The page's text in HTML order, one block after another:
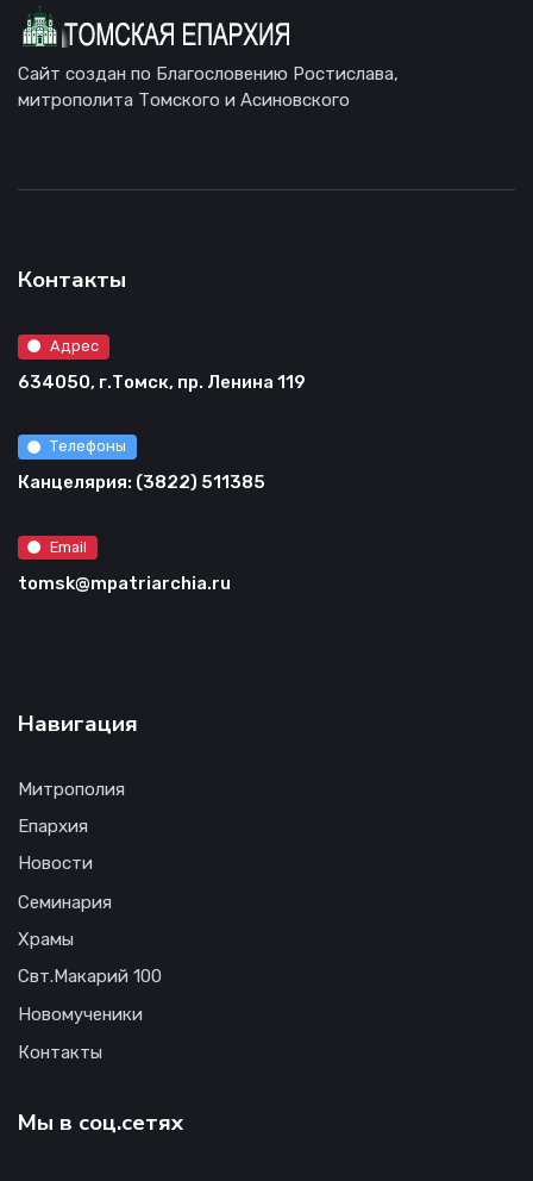
Сайт создан по Благословению Ростислава,
митрополита Томского и Асиновского
Контакты
Адрес
634050, г.Томск, пр. Ленина 119
Телефоны
Канцелярия: (3822) 511385
Email
tomsk@mpatriarchia.ru
Навигация
Митрополия
Епархия
Новости
Семинария
Храмы
Свт.Макарий 100
Новомученики
Контакты
Мы в соц.сетях